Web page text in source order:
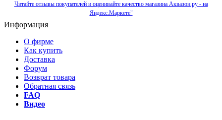
Читайте отзывы покупателей и оценивайте качество магазина Аквазон.ру - на
Яндекс.Маркете"
Информация
О фирме
Как купить
Доставка
Форум
Возврат товара
Обратная связь
FAQ
Видео